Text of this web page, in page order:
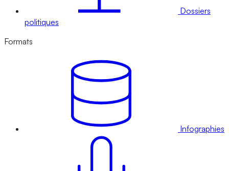
Dossiers
politiques
Formats
Infographies